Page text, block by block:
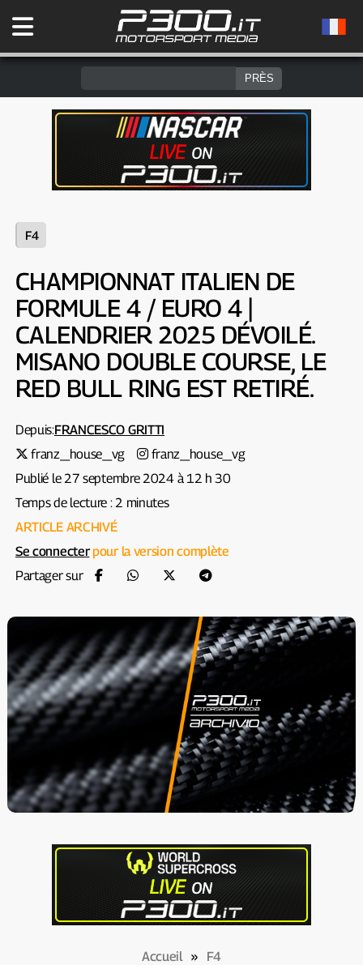
F4
CHAMPIONNAT ITALIEN DE
FORMULE 4 / EURO 4 |
CALENDRIER 2025 DÉVOILÉ.
MISANO DOUBLE COURSE, LE
RED BULL RING EST RETIRÉ.
Depuis:FRANCESCO GRITTI
franz_house_vg
franz_house_vg
Publié le 27 septembre 2024 à 12 h 30
Temps de lecture : 2 minutes
ARTICLE ARCHIVÉ
Se connecterpour la version complète
Partager sur
Accueil» F4